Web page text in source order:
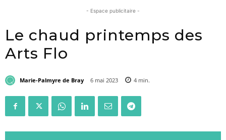
- Espace publicitaire -
Le chaud printemps des
Arts Flo
Marie-Palmyre de Bray 6 mai 2023 4 min.